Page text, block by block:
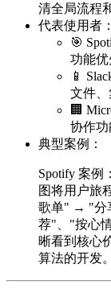
清全局流程
代表使用者 ：
🎯
功能优
📱
文件
🏢
协作功
典型案例 ：
Spotify 案例
图将用户旅
歌单" → "分
荐"、"按心
晰看到核心
算法的开发。